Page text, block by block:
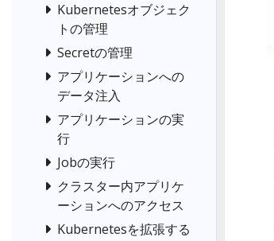
Kubernetesオブジェク
トの管理
Secretの管理
アプリケーションへの
データ注入
アプリケーションの実
行
Jobの実行
クラスター内アプリケ
ーションへのアクセス
Kubernetesを拡張する